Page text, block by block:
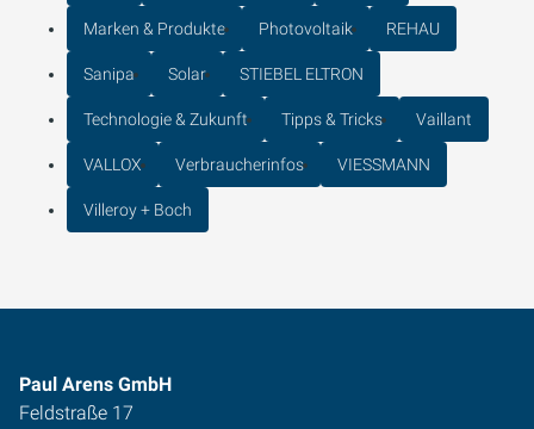
Marken & Produkte Photovoltaik REHAU
Sanipa Solar STIEBEL ELTRON
Technologie & Zukunft Tipps & Tricks Vaillant
VALLOX Verbraucherinfos VIESSMANN
Villeroy + Boch
Paul Arens GmbH
Feldstraße 17